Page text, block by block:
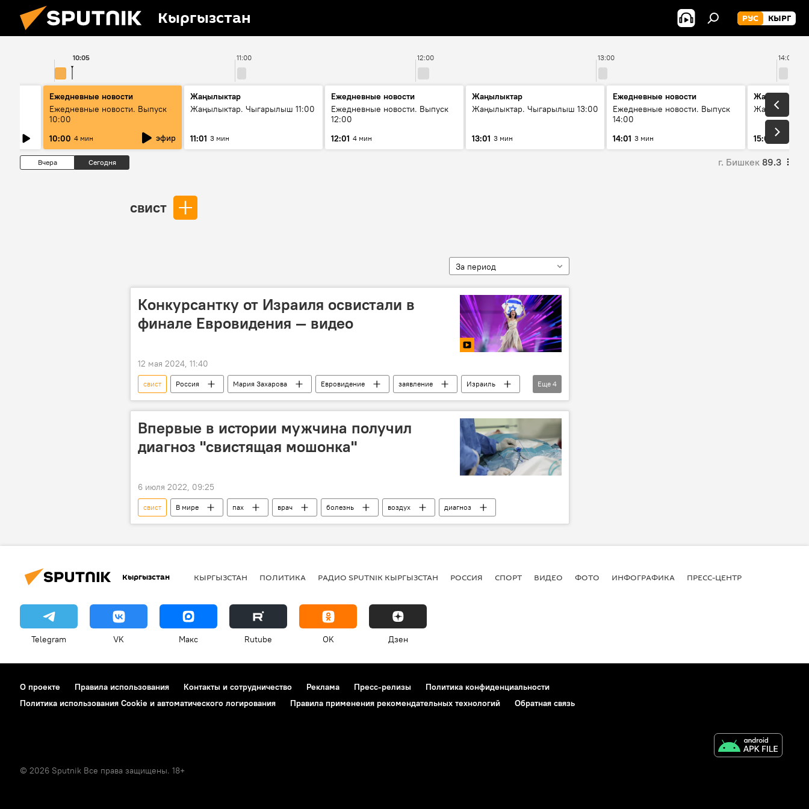
Кыргызстан РУС КЫРГ
11:00 12:00 13:00 14:00
10:05
Ежедневные новости
Ежедневные новости. Выпуск
10:00
10:00 4 мин эфир
Жаңылыктар
Жаңылыктар. Чыгарылыш 11:00
11:01 3 мин
Ежедневные новости
Ежедневные новости. Выпуск
12:00
12:01 4 мин
Жаңылыктар
Жаңылыктар. Чыгарылыш 13:00
13:01 3 мин
Ежедневные новости
Ежедневные новости. Выпуск
14:00
14:01 3 мин
Жаңылыктар
15:01 3 мин
Вчера Сегодня г. Бишкек 89.3
свист
За период
Конкурсантку от Израиля освистали в
финале Евровидения — видео
12 мая 2024, 11:40
свист Россия Мария Захарова Евровидение заявление
Израиль
видео
В мире участница Эден Голан
Еще 4
Впервые в истории мужчина получил
диагноз "свистящая мошонка"
6 июля 2022, 09:25
свист В мире пах врач болезнь воздух диагноз
Кыргызстан КЫРГЫЗСТАН ПОЛИТИКА РАДИО SPUTNIK КЫРГЫЗСТАН РОССИЯ СПОРТ ВИДЕО ФОТО ИНФОГРАФИКА ПРЕСС-ЦЕНТР
Telegram VK Макс Rutube OK Дзен
О проекте Правила использования Контакты и сотрудничество Реклама Пресс-релизы
Политика конфиденциальности
Политика использования Cookie и автоматического логирования
Правила применения рекомендательных технологий Обратная связь
© 2026 Sputnik Все права защищены. 18+